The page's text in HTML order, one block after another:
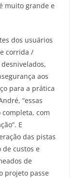
muito grande e
dos usuários
corrida /
aos
para a prática
“essas
com
E
das pistas
custos e
de
projeto passe